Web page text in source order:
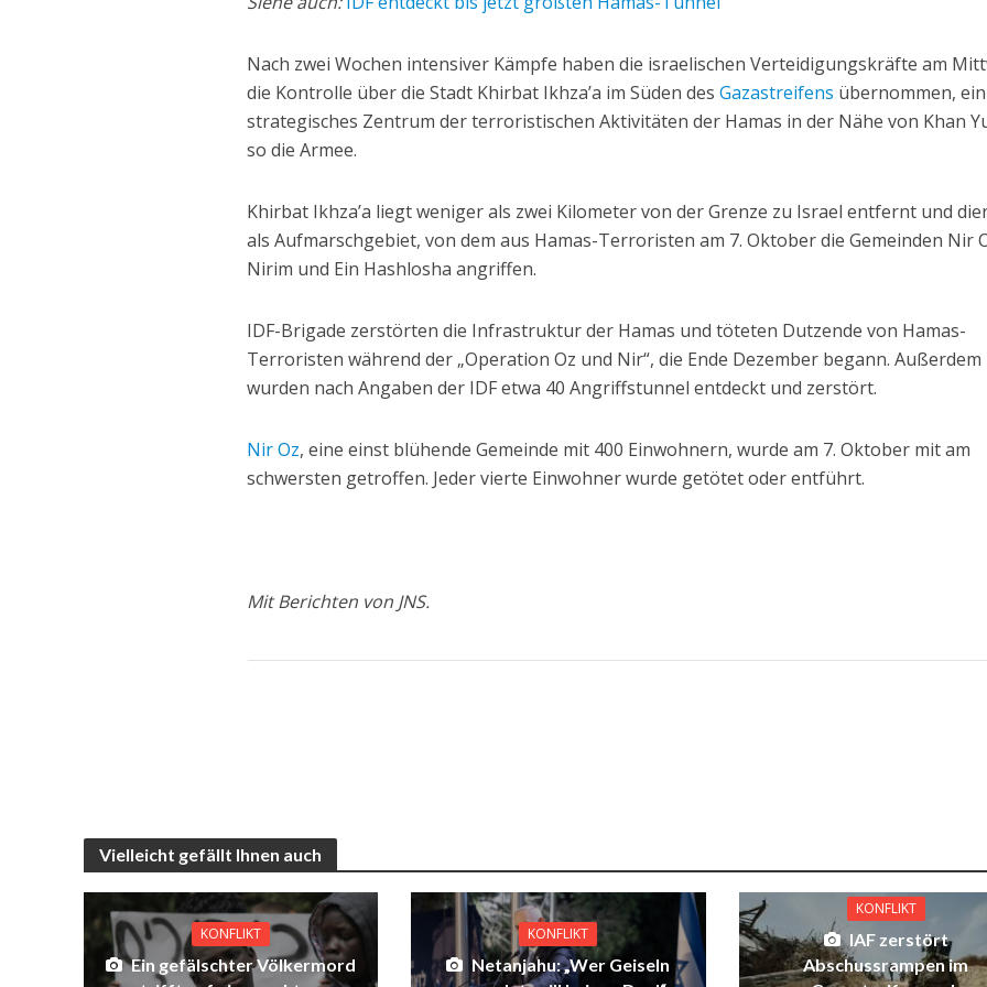
Nach zwei Wochen intensiver Kämpfe haben die israelischen Verteidigungskräfte am
die Kontrolle über die Stadt Khirbat Ikhza’a im Süden desGazastreifens übernommen, ein
strategisches Zentrum der terroristischen Aktivitäten der Hamas in der Nähe von Khan
so die Armee.
Khirbat Ikhza’a liegt weniger als zwei Kilometer von der Grenze zu Israel entfernt und
als Aufmarschgebiet, von dem aus Hamas-Terroristen am 7. Oktober die Gemeinden Nir
Nirim und Ein Hashlosha angriffen.
IDF-Brigade zerstörten die Infrastruktur der Hamas und töteten Dutzende von Hamas-
Terroristen während der „Operation Oz und Nir“, die Ende Dezember begann. Außerdem
wurden nach Angaben der IDF etwa 40 Angriffstunnel entdeckt und zerstört.
Nir Oz, eine einst blühende Gemeinde mit 400 Einwohnern, wurde am 7. Oktober mit am
schwersten getroffen. Jeder vierte Einwohner wurde getötet oder entführt.
Mit Berichten von JNS.
Vielleicht gefällt Ihnen auch
KONFLIKT
Ein gefälschter Völkermord
KONFLIKT
Netanjahu: „Wer Geiseln
KONFLIKT
IAF zerstört
Abschussrampen im